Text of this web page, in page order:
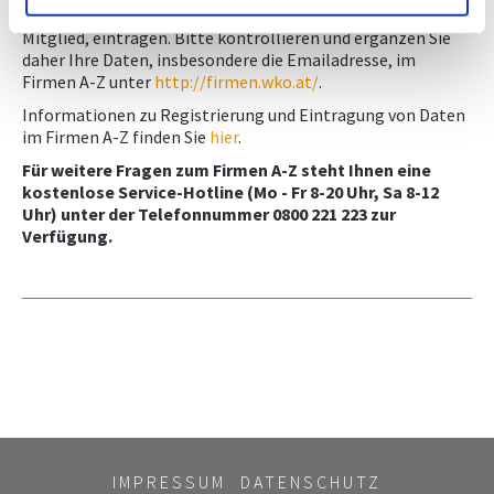
Adresse sowie Leistungen können nur Sie selbst, als
Mitglied, eintragen. Bitte kontrollieren und ergänzen Sie
daher Ihre Daten, insbesondere die Emailadresse, im
Firmen A-Z unter http://firmen.wko.at/.
Informationen zu Registrierung und Eintragung von Daten
im Firmen A-Z finden Sie hier.
Für weitere Fragen zum Firmen A-Z steht Ihnen eine
kostenlose Service-Hotline (Mo - Fr 8-20 Uhr, Sa 8-12
Uhr) unter der Telefonnummer 0800 221 223 zur
Verfügung.
IMPRESSUM DATENSCHUTZ